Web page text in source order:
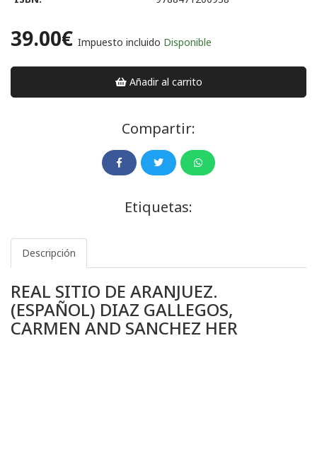
39.00€ Impuesto incluido Disponible
Añadir al carrito
Compartir:
Etiquetas:
Descripción
REAL SITIO DE ARANJUEZ.
(ESPAÑOL) DIAZ GALLEGOS,
CARMEN AND SANCHEZ HER